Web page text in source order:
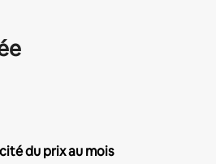
du prix au mois